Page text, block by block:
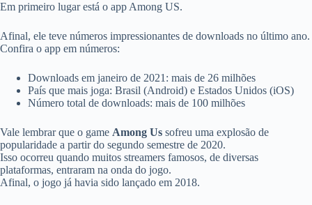
Em primeiro lugar está o app Among US.
Afinal, ele teve números impressionantes de downloads no último ano.
Confira o app em números:
Downloads em janeiro de 2021: mais de 26 milhões
País que mais joga: Brasil (Android) e Estados Unidos (iOS)
Número total de downloads: mais de 100 milhões
Vale lembrar que o game Among Us sofreu uma explosão de
popularidade a partir do segundo semestre de 2020.
Isso ocorreu quando muitos streamers famosos, de diversas
plataformas, entraram na onda do jogo.
Afinal, o jogo já havia sido lançado em 2018.